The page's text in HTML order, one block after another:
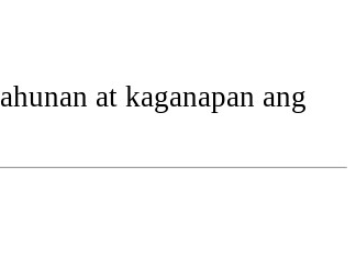
at kaganapan ang